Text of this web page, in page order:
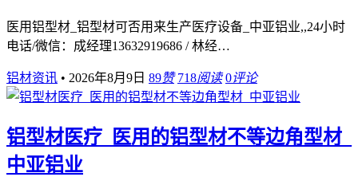
医用铝型材_铝型材可否用来生产医疗设备_中亚铝业,,24小时
电话/微信：成经理13632919686 / 林经…
铝材资讯 • 2026年8月9日 89赞 718阅读 0评论
铝型材医疗_医用的铝型材不等边角型材_
中亚铝业